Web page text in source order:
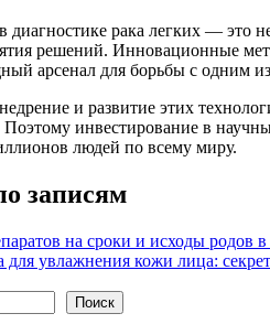
рака легких — это
решений. Инновационные
арсенал для борьбы с одним
и развитие этих
инвестирование в
людей по всему миру.
записям
на сроки и исходы родов в
для увлажнения кожи лица:
Поиск